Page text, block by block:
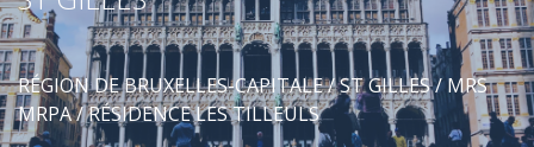
RÉGION DE BRUXELLES-CAPITALE/ST GILLES/MRS
MRPA/ RÉSIDENCE LES TILLEULS